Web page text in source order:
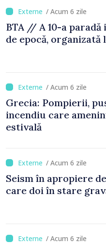
/ Acum 6 zile
BTA // A 10-a
de epocă, organizată
/ Acum 6 zile
Grecia: Pompierii,
incendiu care
estivală
/ Acum 6 zile
Seism în apropiere
care doi în stare
/ Acum 6 zile